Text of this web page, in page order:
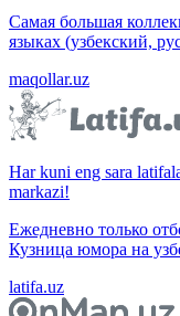
Самая большая
языках (узбекский,
maqollar.uz
Har kuni eng sara
markazi!
Ежедневно только
Кузница юмора на
latifa.uz